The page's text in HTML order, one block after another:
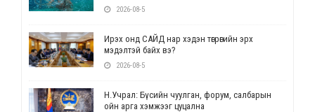
2026-08-5
Ирэх онд САЙД нар хэдэн төгрөгийн эрх
мэдэлтэй байх вэ?
2026-08-5
Н.Учрал: Бүсийн чуулган, форум, салбарын
ойн арга хэмжээг цуцална